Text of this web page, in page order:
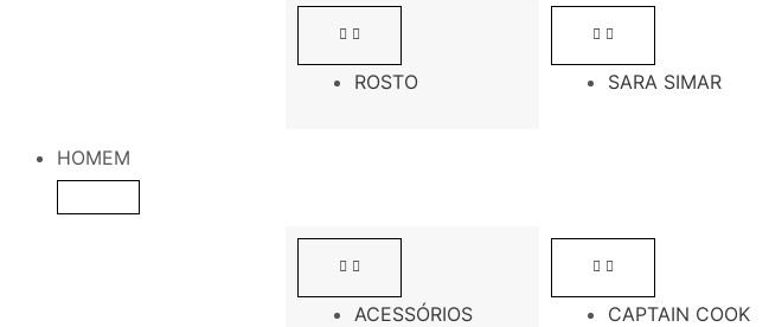
ROSTO SARA SIMAR
HOMEM
ACESSÓRIOS CAPTAIN COOK